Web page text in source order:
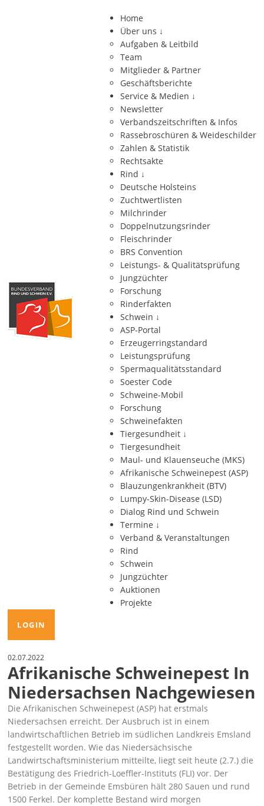
Home
Über uns ↓
Aufgaben & Leitbild
Team
Mitglieder & Partner
Geschäftsberichte
Service & Medien ↓
Newsletter
Verbandszeitschriften & Infos
Rassebroschüren & Weideschilder
Zahlen & Statistik
Rechtsakte
Rind ↓
Deutsche Holsteins
Zuchtwertlisten
Milchrinder
Doppelnutzungsrinder
Fleischrinder
BRS Convention
Leistungs- & Qualitätsprüfung
Jungzüchter
Forschung
Rinderfakten
Schwein ↓
ASP-Portal
Erzeugerringstandard
Leistungsprüfung
Spermaqualitätsstandard
Soester Code
Schweine-Mobil
Forschung
Schweinefakten
Tiergesundheit ↓
Tiergesundheit
Maul- und Klauenseuche (MKS)
Afrikanische Schweinepest (ASP)
Blauzungenkrankheit (BTV)
Lumpy-Skin-Disease (LSD)
Dialog Rind und Schwein
Termine ↓
Verband & Veranstaltungen
Rind
Schwein
Jungzüchter
Auktionen
Projekte
LOGIN
02.07.2022
Afrikanische Schweinepest In
Niedersachsen Nachgewiesen
Die Afrikanischen Schweinepest (ASP) hat erstmals
Niedersachsen erreicht. Der Ausbruch ist in einem
landwirtschaftlichen Betrieb im südlichen Landkreis Emsland
festgestellt worden. Wie das Niedersächsische
Landwirtschaftsministerium mitteilte, liegt seit heute (2.7.) die
Bestätigung des Friedrich-Loeffler-Instituts (FLI) vor. Der
Betrieb in der Gemeinde Emsbüren hält 280 Sauen und rund
1500 Ferkel. Der komplette Bestand wird morgen